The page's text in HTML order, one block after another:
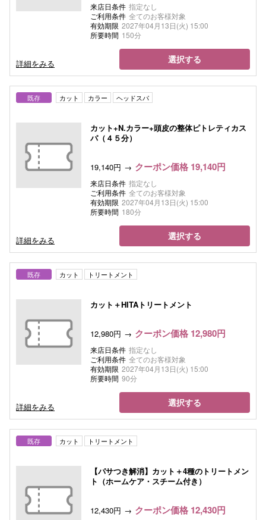
来店日条件 指定なし
ご利用条件 全てのお客様対象
有効期限 2027年04月13日(火) 15:00
所要時間 150分
詳細をみる 選択する
既存 カット カラー ヘッドスパ
カット+N.カラー+頭皮の整体ピトレティカス
パ（４５分）
19,140円 クーポン価格 19,140円
来店日条件 指定なし
ご利用条件 全てのお客様対象
有効期限 2027年04月13日(火) 15:00
所要時間 180分
詳細をみる 選択する
既存 カット トリートメント
カット＋HITAトリートメント
12,980円 クーポン価格 12,980円
来店日条件 指定なし
ご利用条件 全てのお客様対象
有効期限 2027年04月13日(火) 15:00
所要時間 90分
詳細をみる 選択する
既存 カット トリートメント
【パサつき解消】カット＋4種のトリートメン
ト（ホームケア・スチーム付き）
12,430円 クーポン価格 12,430円